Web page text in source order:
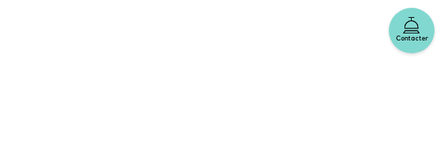
Contacter